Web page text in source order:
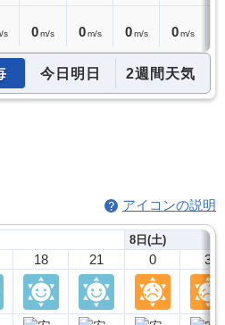
s 0m/s 0 m/s 0 m/s 0 m/s
今日明日 2週間天気
アイコンの説明
18 21
8日(土)
0 3